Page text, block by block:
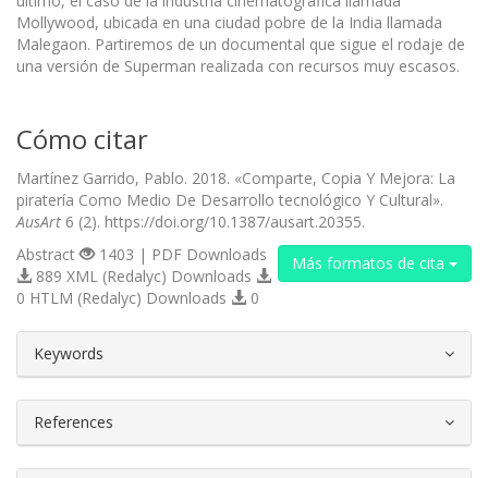
Mollywood, ubicada en una ciudad pobre de la India llamada
Malegaon. Partiremos de un documental que sigue el rodaje de
una versión de Superman realizada con recursos muy escasos.
Cómo citar
Martínez Garrido, Pablo. 2018. «Comparte, Copia Y Mejora: La
piratería Como Medio De Desarrollo tecnológico Y Cultural».
AusArt 6 (2). https://doi.org/10.1387/ausart.20355.
Más formatos de cita
Abstract
1403 | PDF Downloads
889 XML (Redalyc) Downloads
0 HTLM (Redalyc) Downloads
0
Keywords
References